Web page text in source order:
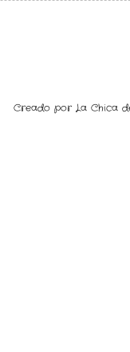
Creado por La Chica